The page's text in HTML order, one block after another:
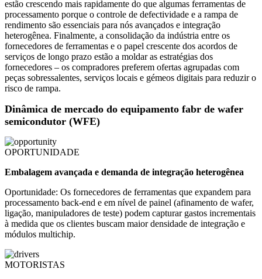
estão crescendo mais rapidamente do que algumas ferramentas de
processamento porque o controle de defectividade e a rampa de
rendimento são essenciais para nós avançados e integração
heterogênea. Finalmente, a consolidação da indústria entre os
fornecedores de ferramentas e o papel crescente dos acordos de
serviços de longo prazo estão a moldar as estratégias dos
fornecedores – os compradores preferem ofertas agrupadas com
peças sobressalentes, serviços locais e gémeos digitais para reduzir o
risco de rampa.
Dinâmica de mercado do equipamento fabr de wafer
semicondutor (WFE)
OPORTUNIDADE
Embalagem avançada e demanda de integração heterogênea
Oportunidade: Os fornecedores de ferramentas que expandem para
processamento back-end e em nível de painel (afinamento de wafer,
ligação, manipuladores de teste) podem capturar gastos incrementais
à medida que os clientes buscam maior densidade de integração e
módulos multichip.
MOTORISTAS